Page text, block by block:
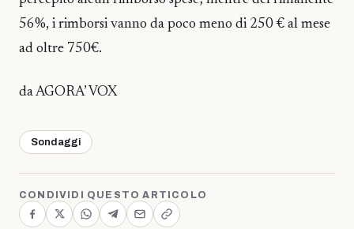
56%, i rimborsi vanno da poco meno di 250 € al mese
ad oltre 750€.
da AGORA’ VOX
Sondaggi
CONDIVIDI QUESTO ARTICOLO